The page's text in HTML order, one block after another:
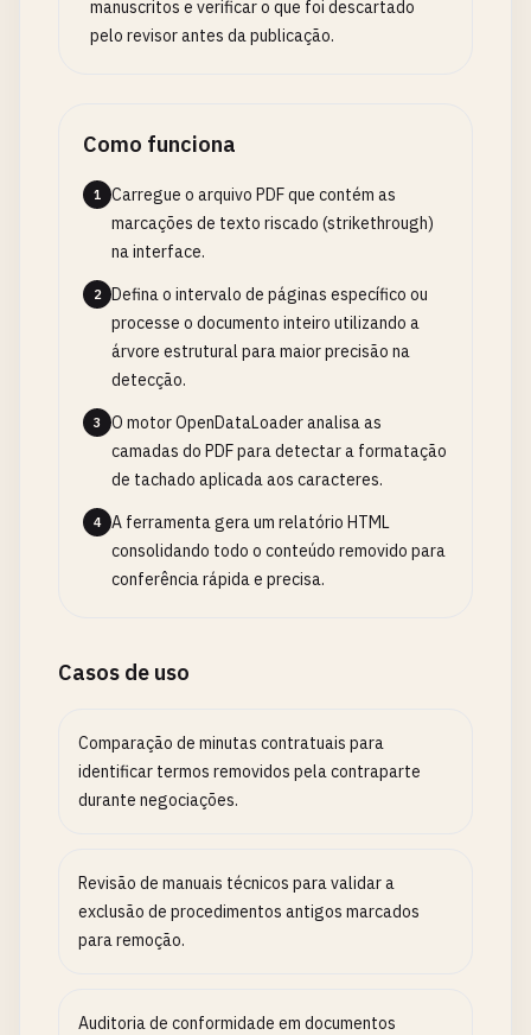
manuscritos e verificar o que foi descartado
pelo revisor antes da publicação.
Como funciona
1
Carregue o arquivo PDF que contém as
marcações de texto riscado (strikethrough)
na interface.
2
Defina o intervalo de páginas específico ou
processe o documento inteiro utilizando a
árvore estrutural para maior precisão na
detecção.
3
O motor OpenDataLoader analisa as
camadas do PDF para detectar a formatação
de tachado aplicada aos caracteres.
4
A ferramenta gera um relatório HTML
consolidando todo o conteúdo removido para
conferência rápida e precisa.
Casos de uso
Comparação de minutas contratuais para
identificar termos removidos pela contraparte
durante negociações.
Revisão de manuais técnicos para validar a
exclusão de procedimentos antigos marcados
para remoção.
Auditoria de conformidade em documentos